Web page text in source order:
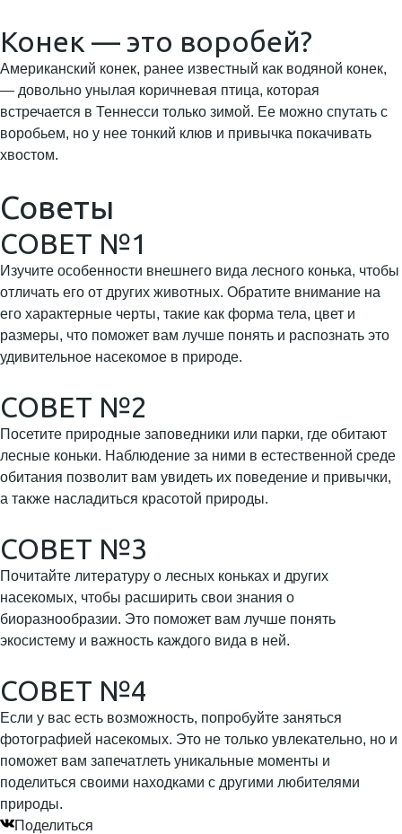
Конек — это воробей?
Американский конек, ранее известный как водяной конек,
— довольно унылая коричневая птица, которая
встречается в Теннесси только зимой. Ее можно спутать с
воробьем, но у нее тонкий клюв и привычка покачивать
хвостом.
Советы
СОВЕТ №1
Изучите особенности внешнего вида лесного конька, чтобы
отличать его от других животных. Обратите внимание на
его характерные черты, такие как форма тела, цвет и
размеры, что поможет вам лучше понять и распознать это
удивительное насекомое в природе.
СОВЕТ №2
Посетите природные заповедники или парки, где обитают
лесные коньки. Наблюдение за ними в естественной среде
обитания позволит вам увидеть их поведение и привычки,
а также насладиться красотой природы.
СОВЕТ №3
Почитайте литературу о лесных коньках и других
насекомых, чтобы расширить свои знания о
биоразнообразии. Это поможет вам лучше понять
экосистему и важность каждого вида в ней.
СОВЕТ №4
Если у вас есть возможность, попробуйте заняться
фотографией насекомых. Это не только увлекательно, но и
поможет вам запечатлеть уникальные моменты и
поделиться своими находками с другими любителями
природы.
Поделиться